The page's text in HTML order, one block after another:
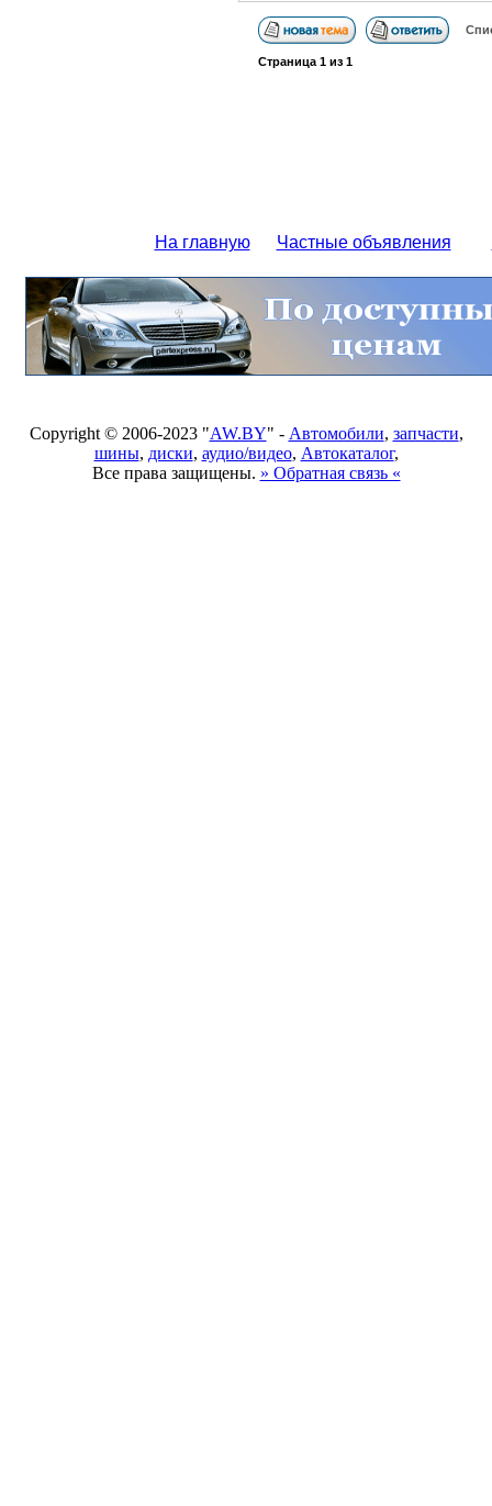
Страница 1из 1
На главную Частные объявления
Copyright © 2006-2023 "AW.BY" - Автомобили, запчасти,
шины, диски, аудио/видео, Автокаталог,
Все права защищены. » Обратная связь «